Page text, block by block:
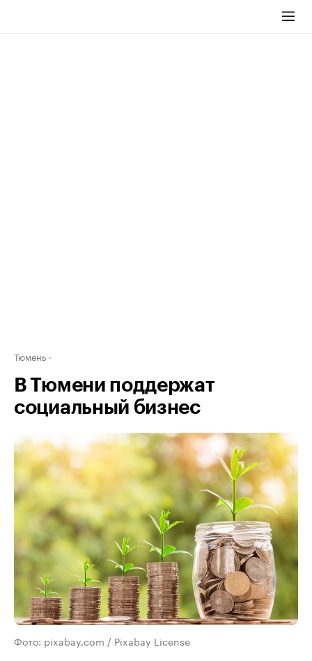
Тюмень
В Тюмени поддержат
социальный бизнес
Фото: pixabay.com / Pixabay License